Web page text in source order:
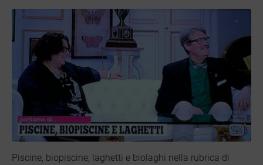
Piscine, biopiscine, laghetti e biolaghi nella rubrica di